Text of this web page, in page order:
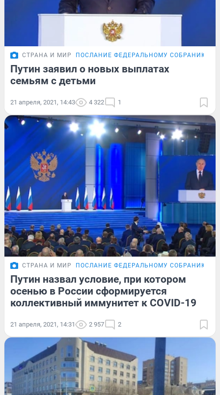
СТРАНА И МИР ПОСЛАНИЕ ФЕДЕРАЛЬНОМУ СОБРАНИЮ
Путин заявил о новых выплатах
семьям с детьми
21 апреля, 2021, 14:43 4 322 1
СТРАНА И МИР ПОСЛАНИЕ ФЕДЕРАЛЬНОМУ СОБРАНИЮ
Путин назвал условие, при котором
осенью в России сформируется
коллективный иммунитет к COVID-19
21 апреля, 2021, 14:31 2 957 2